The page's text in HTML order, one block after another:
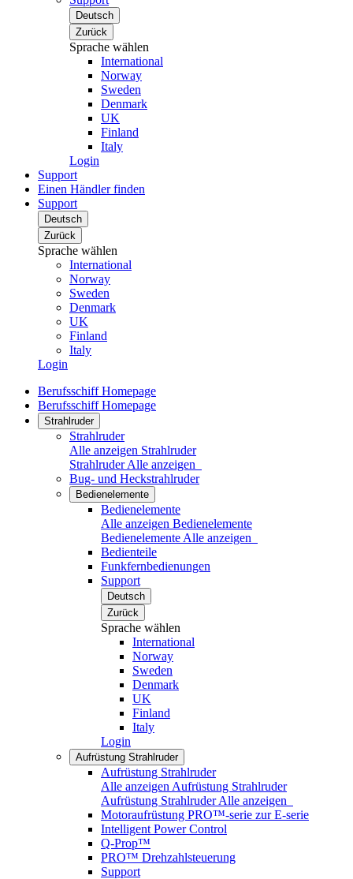
Deutsch
Zurück
Sprache wählen
International
Norway
Sweden
Denmark
UK
Finland
Italy
Login
Support
Einen Händler finden
Support
Deutsch
Zurück
Sprache wählen
International
Norway
Sweden
Denmark
UK
Finland
Italy
Login
Berufsschiff Homepage
Berufsschiff Homepage
Strahlruder
Strahlruder
Alle anzeigen Strahlruder
StrahlruderAlle anzeigen
Bug- und Heckstrahlruder
Bedienelemente
Bedienelemente
Alle anzeigen Bedienelemente
Bedienelemente Alle anzeigen
Bedienteile
Funkfernbedienungen
Support
Deutsch
Zurück
Sprache wählen
International
Norway
Sweden
Denmark
UK
Finland
Italy
Login
Aufrüstung Strahlruder
Aufrüstung Strahlruder
Alle anzeigen Aufrüstung Strahlruder
Aufrüstung StrahlruderAlle anzeigen
Motoraufrüstung PRO™-serie zur E-serie
Intelligent Power Control
Q-Prop™
PRO™ Drehzahlsteuerung
Support